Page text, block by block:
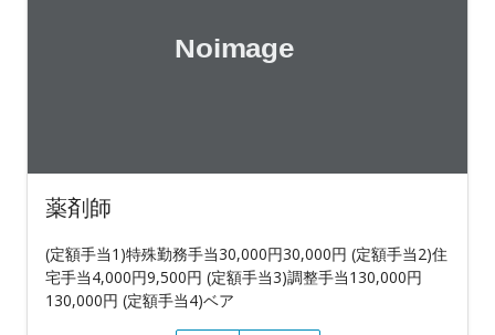
薬剤師
(定額手当1)特殊勤務手当30,000円30,000円 (定額手当2)住
宅手当4,000円9,500円 (定額手当3)調整手当130,000円
130,000円 (定額手当4)ベア